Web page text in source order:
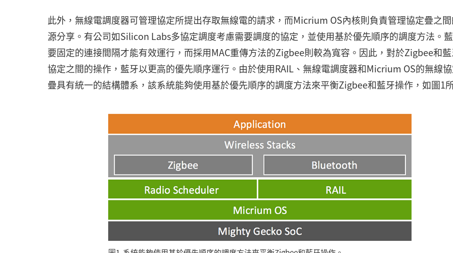
此外，無線電調度器可管理協定所提出存取無線電的請求，而Micrium OS內核則負責管理協定疊之
源分享。有公司如Silicon Labs多協定調度考慮需要調度的協定，並使用基於優先順序的調度方法。
要固定的連接間隔才能有效運行，而採用MAC重傳方法的Zigbee則較為寬容。因此，對於Zigbee和
協定之間的操作，藍牙以更高的優先順序運行。由於使用RAIL、無線電調度器和Micrium OS的無線
疊具有統一的結構體系，該系統能夠使用基於優先順序的調度方法來平衡Zigbee和藍牙操作，如圖1